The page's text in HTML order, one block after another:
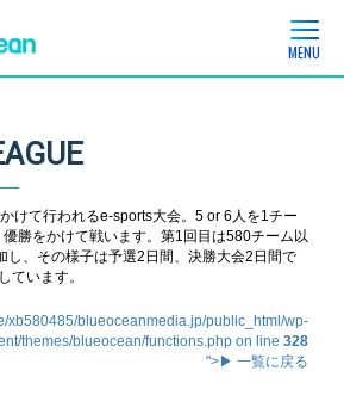
MENU
けて行われるe-sports大会。5 or 6人を1チー
勝をかけて戦います。第1回目は580チーム以
し、その様子は予選2日間、決勝大会2日間で
ています。
xb580485/blueoceanmedia.jp/public_html/wp-
themes/blueocean/functions.php on line 328
">▶ 一覧に戻る